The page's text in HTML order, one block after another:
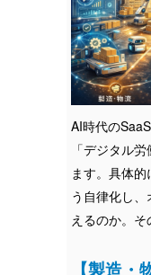
AI時代の
「デジタル
ます。具体
う自律化し
えるのか。そ
【製造